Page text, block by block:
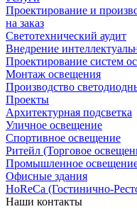
Проектирование и
на заказ
Светотехнический аудит
Внедрение
Проектирование систем
Монтаж освещения
Производство
Проекты
Архитектурная подсветка
Уличное освещение
Спортивное освещение
Ритейл (Торговое
Промышленное
Офисные здания
HoReCa (Гостинично-
Наши контакты